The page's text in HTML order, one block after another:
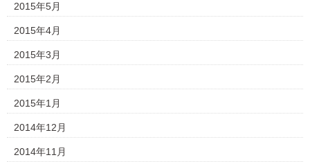
2015年5月
2015年4月
2015年3月
2015年2月
2015年1月
2014年12月
2014年11月